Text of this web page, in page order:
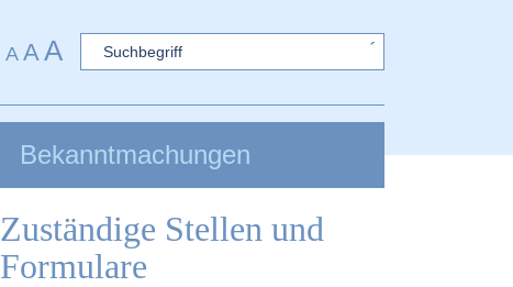
A AA Sword
Bekanntmachungen
Zuständige Stellen und
Formulare